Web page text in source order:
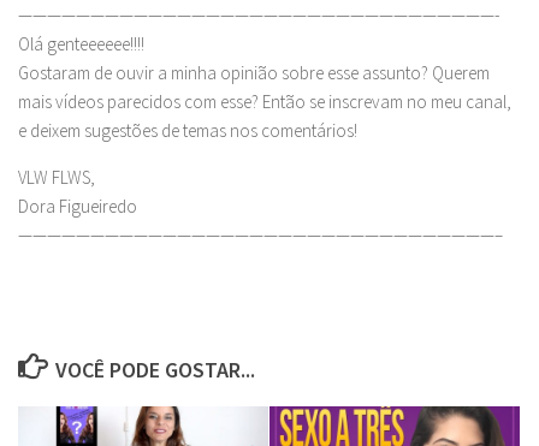
—————————————————————————————————-
Olá genteeeeee!!!!
Gostaram de ouvir a minha opinião sobre esse assunto? Querem
mais vídeos parecidos com esse? Então se inscrevam no meu canal,
e deixem sugestões de temas nos comentários!
VLW FLWS,
Dora Figueiredo
—————————————————————————————————–
VOCÊ PODE GOSTAR...